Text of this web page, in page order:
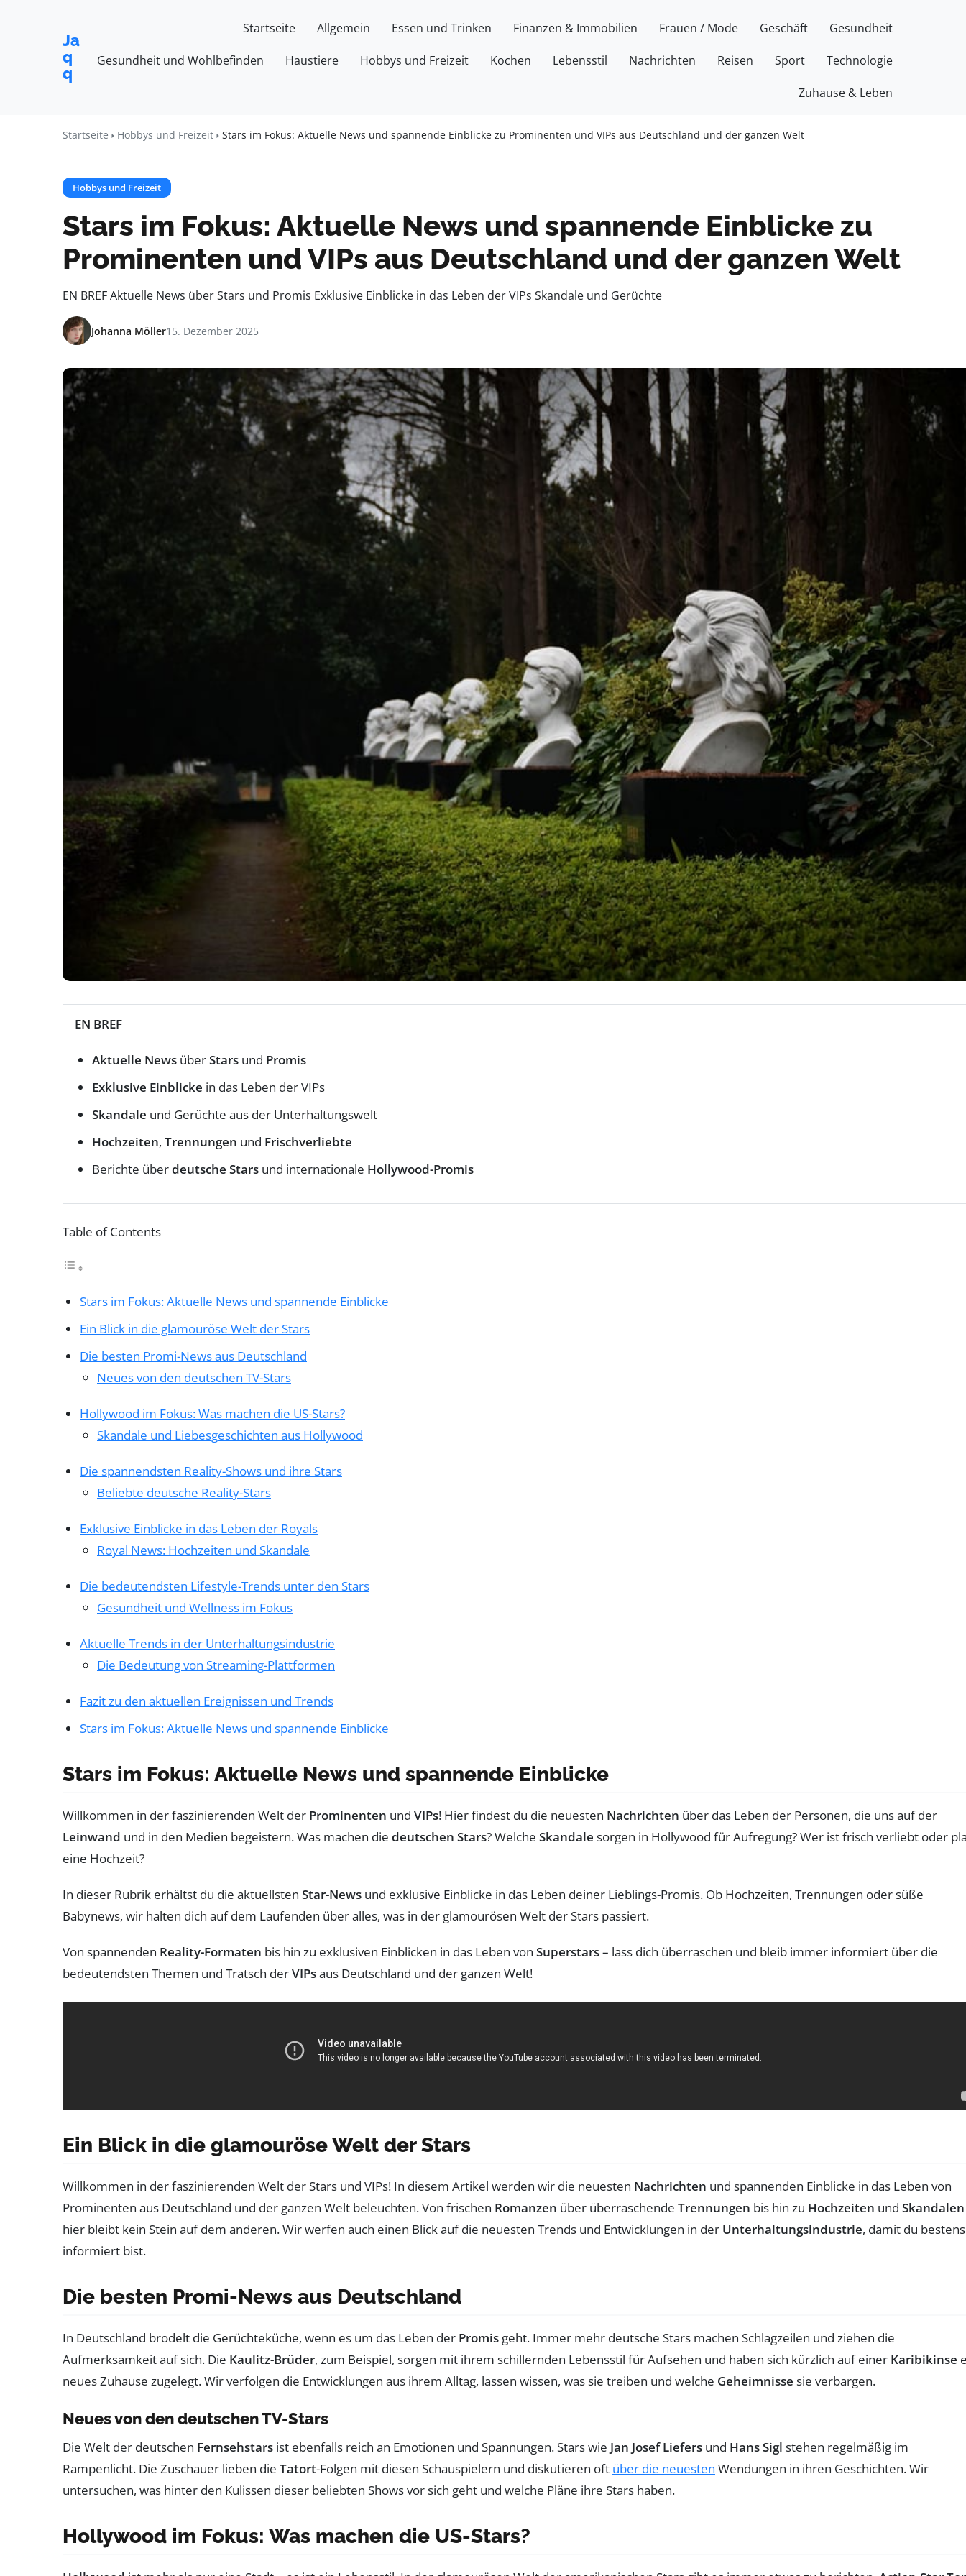
Ja
q
q
Startseite Allgemein Essen und Trinken Finanzen & Immobilien Frauen / Mode Geschäft Gesundheit
Gesundheit und Wohlbefinden Haustiere Hobbys und Freizeit Kochen Lebensstil Nachrichten Reisen Sport Technologie
Zuhause & Leben
Startseite Hobbys und Freizeit Stars im Fokus: Aktuelle News und spannende Einblicke zu Prominenten und VIPs aus Deutschland und der ganzen Welt
Hobbys und Freizeit
Stars im Fokus: Aktuelle News und spannende Einblicke zu
Prominenten und VIPs aus Deutschland und der ganzen Welt
EN BREF Aktuelle News über Stars und Promis Exklusive Einblicke in das Leben der VIPs Skandale und Gerüchte
Johanna Möller15. Dezember 2025
EN BREF
Aktuelle News überStars und Promis
Exklusive Einblicke in das Leben der VIPs
Skandale und Gerüchte aus der Unterhaltungswelt
Hochzeiten, Trennungen und Frischverliebte
Berichte überdeutsche Stars und internationale Hollywood-Promis
Table of Contents
Stars im Fokus: Aktuelle News und spannende Einblicke
Ein Blick in die glamouröse Welt der Stars
Die besten Promi-News aus Deutschland
Neues von den deutschen TV-Stars
Hollywood im Fokus: Was machen die US-Stars?
Skandale und Liebesgeschichten aus Hollywood
Die spannendsten Reality-Shows und ihre Stars
Beliebte deutsche Reality-Stars
Exklusive Einblicke in das Leben der Royals
Royal News: Hochzeiten und Skandale
Die bedeutendsten Lifestyle-Trends unter den Stars
Gesundheit und Wellness im Fokus
Aktuelle Trends in der Unterhaltungsindustrie
Die Bedeutung von Streaming-Plattformen
Fazit zu den aktuellen Ereignissen und Trends
Stars im Fokus: Aktuelle News und spannende Einblicke
Stars im Fokus: Aktuelle News und spannende Einblicke
Willkommen in der faszinierenden Welt der Prominenten und VIPs! Hier findest du die neuesten Nachrichten über das Leben der Personen, die uns auf der
Leinwand und in den Medien begeistern. Was machen die deutschen Stars? Welche Skandale sorgen in Hollywood für Aufregung? Wer ist frisch verliebt oder
eine Hochzeit?
In dieser Rubrik erhältst du die aktuellsten Star-News und exklusive Einblicke in das Leben deiner Lieblings-Promis. Ob Hochzeiten, Trennungen oder süße
Babynews, wir halten dich auf dem Laufenden über alles, was in der glamourösen Welt der Stars passiert.
Von spannenden Reality-Formaten bis hin zu exklusiven Einblicken in das Leben von Superstars– lass dich überraschen und bleib immer informiert über die
bedeutendsten Themen und Tratsch derVIPsaus Deutschland und der ganzen Welt!
Ein Blick in die glamouröse Welt der Stars
Willkommen in der faszinierenden Welt der Stars und VIPs! In diesem Artikel werden wir die neuesten Nachrichten und spannenden Einblicke in das Leben von
Prominenten aus Deutschland und der ganzen Welt beleuchten. Von frischen Romanzen über überraschende Trennungen bis hin zu Hochzeiten und Skandalen
hier bleibt kein Stein auf dem anderen. Wir werfen auch einen Blick auf die neuesten Trends und Entwicklungen in der Unterhaltungsindustrie, damit du bestens
informiert bist.
Die besten Promi-News aus Deutschland
In Deutschland brodelt die Gerüchteküche, wenn es um das Leben der Promis geht. Immer mehr deutsche Stars machen Schlagzeilen und ziehen die
Aufmerksamkeit auf sich. Die Kaulitz-Brüder, zum Beispiel, sorgen mit ihrem schillernden Lebensstil für Aufsehen und haben sich kürzlich auf einer Karibikinse
neues Zuhause zugelegt. Wir verfolgen die Entwicklungen aus ihrem Alltag, lassen wissen, was sie treiben und welche Geheimnisse sie verbargen.
Neues von den deutschen TV-Stars
Die Welt der deutschen Fernsehstars ist ebenfalls reich an Emotionen und Spannungen. Stars wie Jan Josef Liefers und Hans Sigl stehen regelmäßig im
Rampenlicht. Die Zuschauer lieben die Tatort-Folgen mit diesen Schauspielern und diskutieren oft über die neuesten Wendungen in ihren Geschichten. Wir
untersuchen, was hinter den Kulissen dieser beliebten Shows vor sich geht und welche Pläne ihre Stars haben.
Hollywood im Fokus: Was machen die US-Stars?